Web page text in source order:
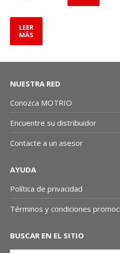
LEER
MÁS
NUESTRA RED
Conozca MOTRIO
Encuentre su distribuidor
Contacte a un asesor
AYUDA
Política de privacidad
Términos y condiciones
BUSCAR EN EL SITIO